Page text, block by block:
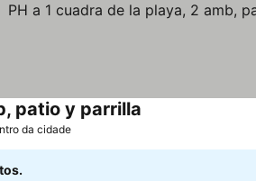
patio y parrilla
da cidade